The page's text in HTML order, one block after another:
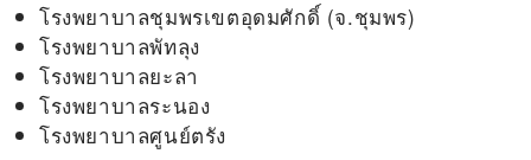
โรงพยาบาลชุมพรเขตอุดมศักดิ์ (จ.ชุมพร)
โรงพยาบาลพัทลุง
โรงพยาบาลยะลา
โรงพยาบาลระนอง
โรงพยาบาลศูนย์ตรัง